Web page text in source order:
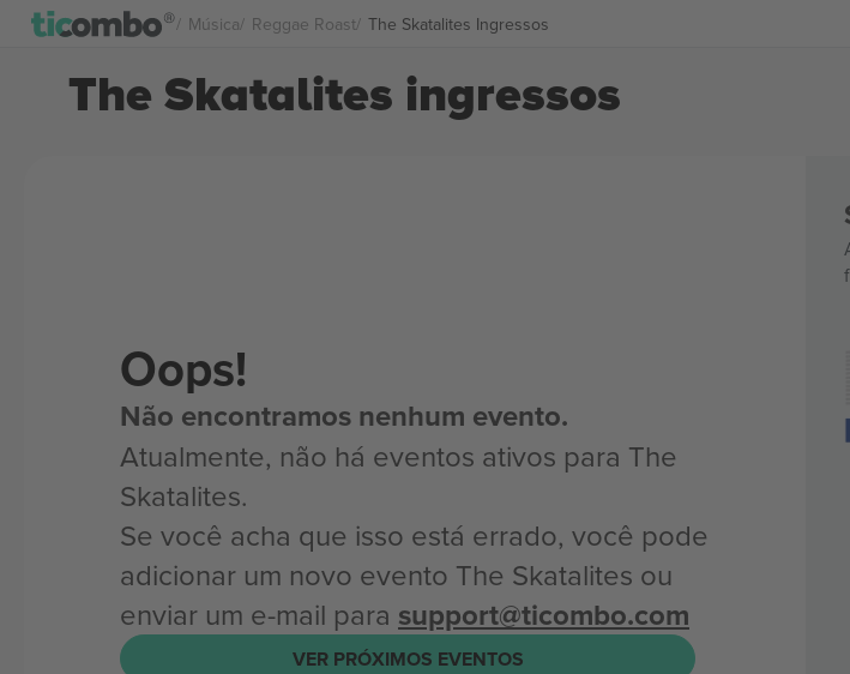
Música Reggae Roast The Skatalites Ingressos
The Skatalites ingressos
Oops!
Não encontramos nenhum evento.
Atualmente, não há eventos ativos para The
Skatalites.
Se você acha que isso está errado, você pode
adicionar um novo evento The Skatalites ou
enviar um e-mail para support@ticombo.com
VER PRÓXIMOS EVENTOS